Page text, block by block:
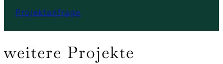
Projektanfrage
weitere Projekte